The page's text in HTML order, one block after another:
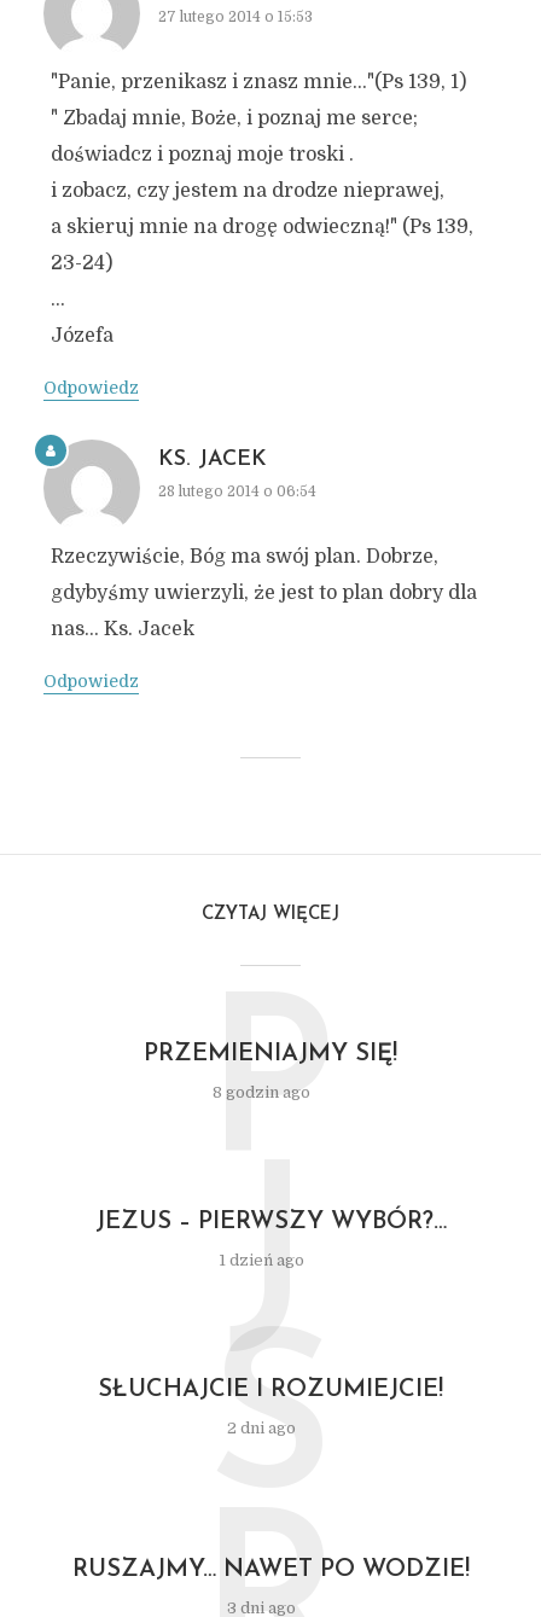
27 lutego 2014 o 15:53
"Panie, przenikasz i znasz mnie…"(Ps 139, 1)
" Zbadaj mnie, Boże, i poznaj me serce;
doświadcz i poznaj moje troski .
i zobacz, czy jestem na drodze nieprawej,
a skieruj mnie na drogę odwieczną!" (Ps 139,
23-24)
…
Józefa
Odpowiedz
KS. JACEK
28 lutego 2014 o 06:54
Rzeczywiście, Bóg ma swój plan. Dobrze,
gdybyśmy uwierzyli, że jest to plan dobry dla
nas… Ks. Jacek
Odpowiedz
CZYTAJ WIĘCEJ
PRZEMIENIAJMY SIĘ!
8 godzin ago
P
JEZUS – PIERWSZY WYBÓR?…
1 dzień ago
J
SŁUCHAJCIE I ROZUMIEJCIE!
2 dni ago
S
RUSZAJMY… NAWET PO WODZIE!
3 dni ago